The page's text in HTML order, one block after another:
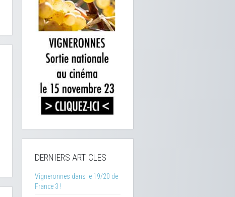
DERNIERS ARTICLES
Vigneronnes dans le 19/20 de
France 3 !